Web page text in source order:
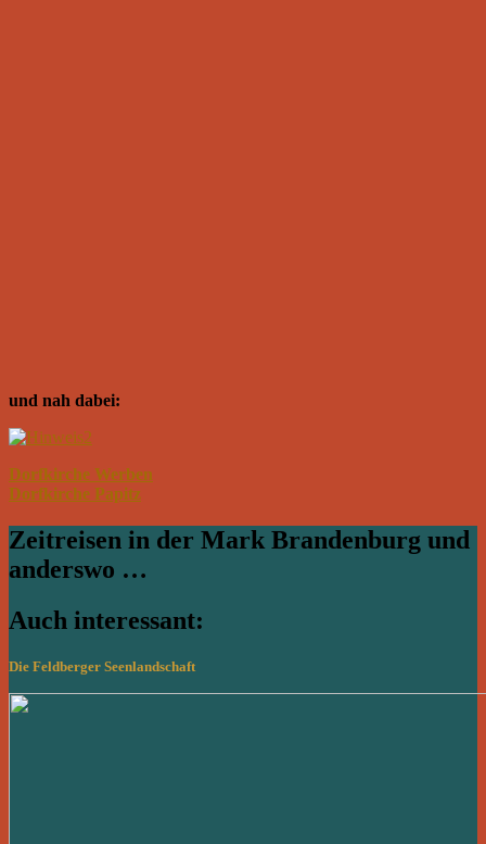
und nah dabei:
Dorfkirche Werben
Dorfkirche Papitz
Zeitreisen in der Mark Brandenburg und
anderswo …
Auch interessant:
Die Feldberger Seenlandschaft